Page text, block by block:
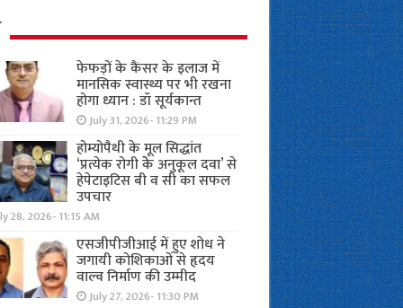
फेफड़ों के कैंसर के इलाज में
मानसिक स्वास्थ्य पर भी रखना
होगा ध्यान : डॉ सूर्यकान्त
July 31, 2026- 11:29 PM
होम्योपैथी के मूल सिद्धांत
‘प्रत्येक रोगी केे अनुकूल दवा’ से
हेपेटाइटिस बी व सी का सफल
उपचार
28, 2026- 11:15 AM
एसजीपीजीआई में हुए शोध ने
जगायी कोशिकाओं से हृदय
वाल्व निर्माण की उम्मीद
July 27, 2026- 11:30 PM